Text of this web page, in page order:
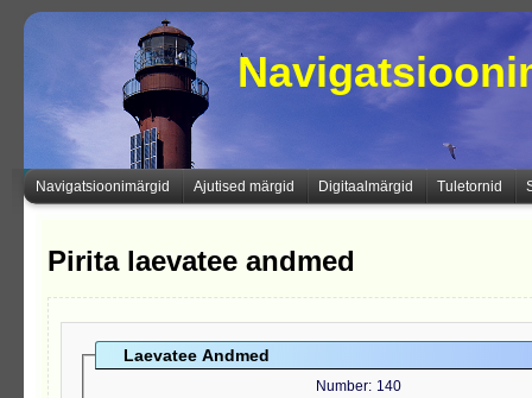
Navigatsioonimärgid Ajutised märgid Digitaalmärgid Tuletornid
Pirita laevatee andmed
Laevatee Andmed
Number 140